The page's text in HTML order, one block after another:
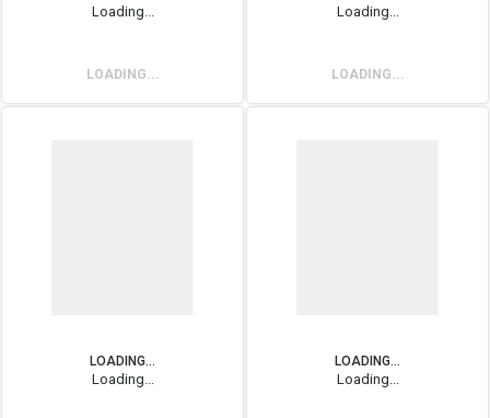
Loading...
LOADING...
Loading...
LOADING...
LOADING...
Loading...
LOADING...
Loading...